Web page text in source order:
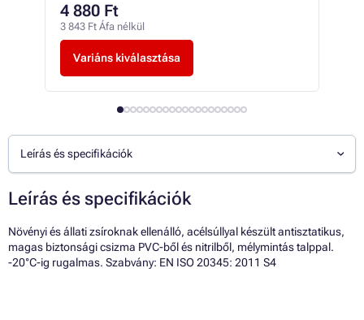
4 880 Ft
3 843 Ft Áfa nélkül
Variáns kiválasztása
Leírás és specifikációk
Leírás és specifikációk
Növényi és állati zsíroknak ellenálló, acélsúllyal készült antisztatikus,
magas biztonsági csizma PVC-ből és nitrilből, mélymintás talppal.
-20°C-ig rugalmas. Szabvány: EN ISO 20345: 2011 S4